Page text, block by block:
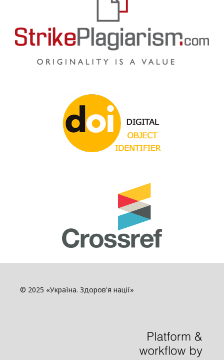
© 2025 «Україна. Здоров'я нації»